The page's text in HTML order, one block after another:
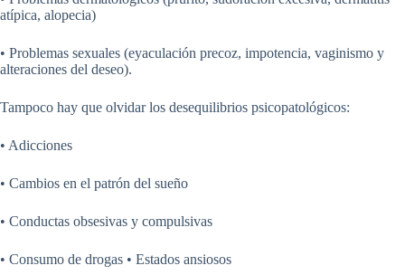
atípica, alopecia)
• Problemas sexuales (eyaculación precoz, impotencia, vaginismo y
alteraciones del deseo).
Tampoco hay que olvidar los desequilibrios psicopatológicos:
• Adicciones
• Cambios en el patrón del sueño
• Conductas obsesivas y compulsivas
• Consumo de drogas • Estados ansiosos